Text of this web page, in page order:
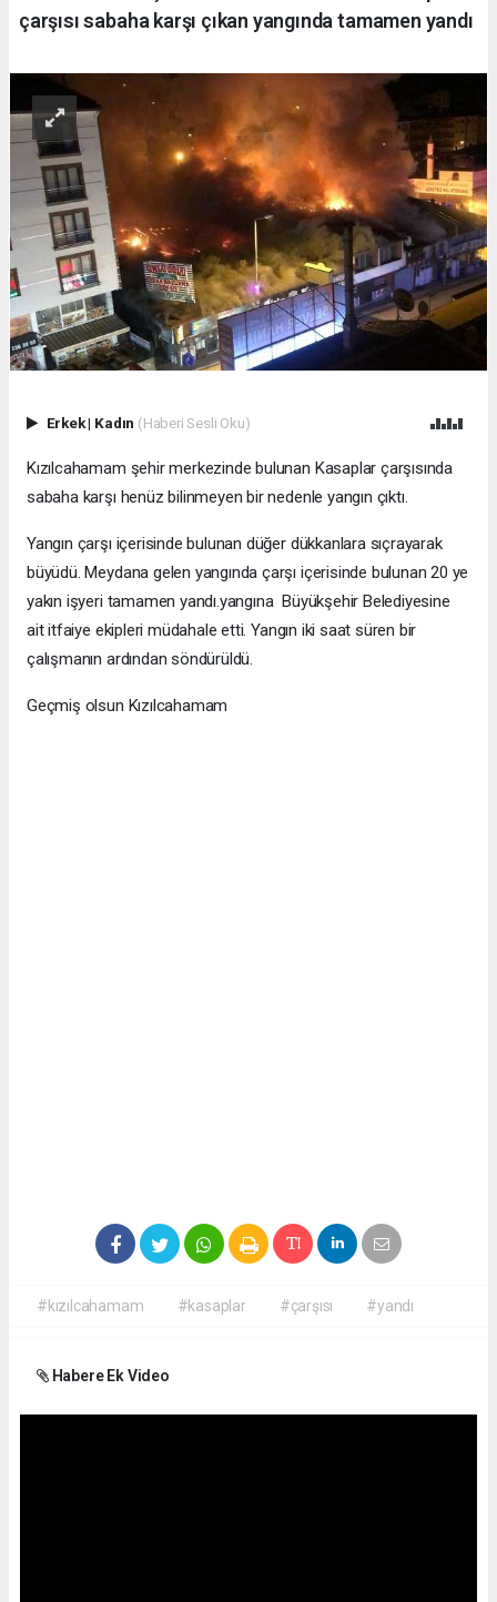
çarşısı sabaha karşı çıkan yangında tamamen yandı
Erkek| Kadın (Haberi Sesli Oku)
Kızılcahamam şehir merkezinde bulunan Kasaplar çarşısında
sabaha karşı henüz bilinmeyen bir nedenle yangın çıktı.
Yangın çarşı içerisinde bulunan düğer dükkanlara sıçrayarak
büyüdü. Meydana gelen yangında çarşı içerisinde bulunan 20 ye
yakın işyeri tamamen yandı.yangına Büyükşehir Belediyesine
ait itfaiye ekipleri müdahale etti. Yangın iki saat süren bir
çalışmanın ardından söndürüldü.
Geçmiş olsun Kızılcahamam
#kızılcahamam #kasaplar #çarşısı #yandı
Habere Ek Video